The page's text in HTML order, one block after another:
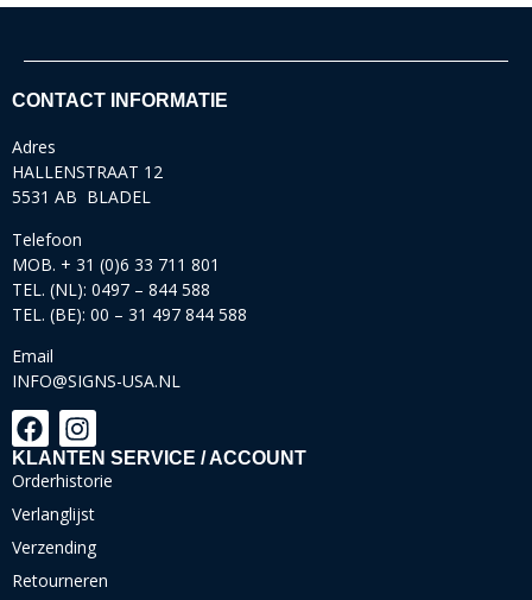
CONTACT INFORMATIE
Adres
HALLENSTRAAT 12
5531 AB BLADEL
Telefoon
MOB. + 31 (0)6 33 711 801
TEL. (NL): 0497 – 844 588
TEL. (BE): 00 – 31 497 844 588
Email
INFO@SIGNS-USA.NL
KLANTEN SERVICE / ACCOUNT
Orderhistorie
Verlanglijst
Verzending
Retourneren